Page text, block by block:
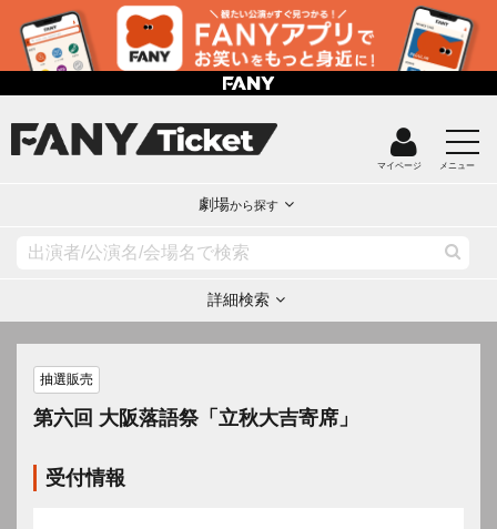
マイページ メニュー
劇場から探す
詳細検索
抽選販売
第六回 大阪落語祭「立秋大吉寄席」
受付情報